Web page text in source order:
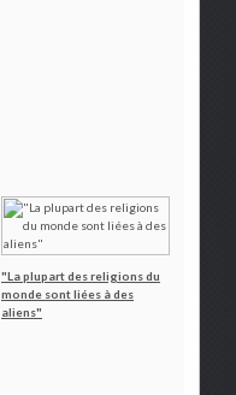
"La plupart des religions du
monde sont liées à des
aliens"